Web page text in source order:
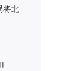
将北